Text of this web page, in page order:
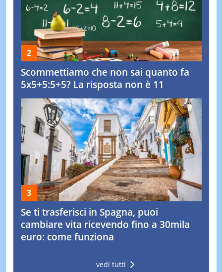
Scommettiamo che non sai quanto fa
5x5+5:5+5? La risposta non è 11
Se ti trasferisci in Spagna, puoi
cambiare vita ricevendo fino a 30mila
euro: come funziona
vedi tutti